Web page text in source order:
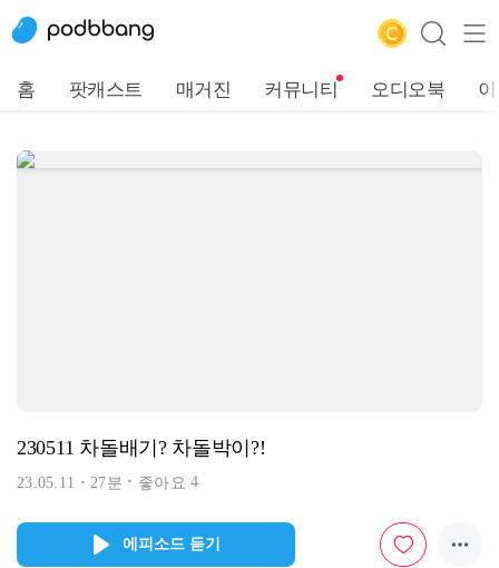
홈 팟캐스트 매거진 커뮤니티 오디오북
230511 차돌배기? 차돌박이?!
23.05.11 27분 좋아요4
에피소드 듣기